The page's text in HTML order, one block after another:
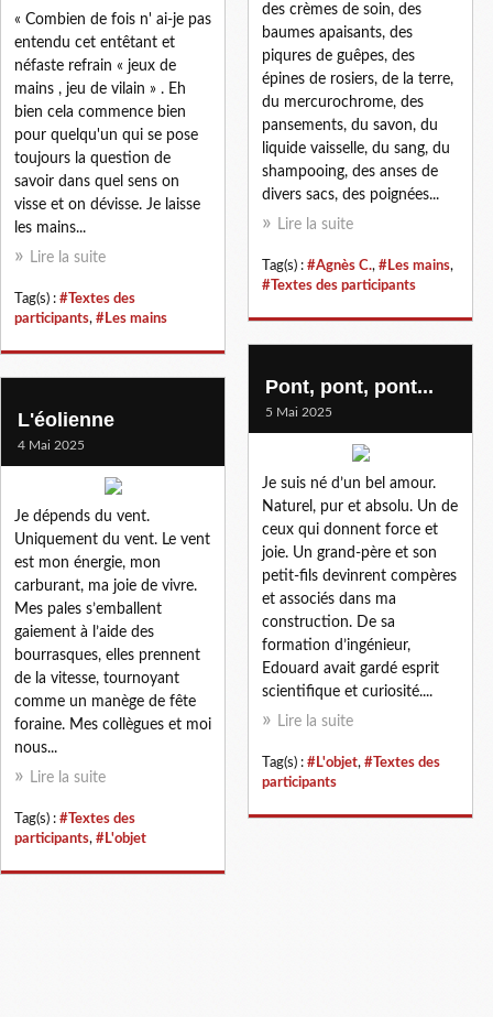
des crèmes de soin, des
baumes apaisants, des
piqures de guêpes, des
épines de rosiers, de la terre,
du mercurochrome, des
pansements, du savon, du
liquide vaisselle, du sang, du
shampooing, des anses de
divers sacs, des poignées...
Lire la suite
Tag(s) : #Agnès C., #Les mains,
#Textes des participants
« Combien de fois n' ai-je pas
entendu cet entêtant et
néfaste refrain « jeux de
mains , jeu de vilain » . Eh
bien cela commence bien
pour quelqu'un qui se pose
toujours la question de
savoir dans quel sens on
visse et on dévisse. Je laisse
les mains...
Lire la suite
Tag(s) : #Textes des
participants, #Les mains
Pont, pont, pont...
5 Mai 2025
Je suis né d’un bel amour.
Naturel, pur et absolu. Un de
ceux qui donnent force et
joie. Un grand-père et son
petit-fils devinrent compères
et associés dans ma
construction. De sa
formation d’ingénieur,
Edouard avait gardé esprit
scientifique et curiosité....
Lire la suite
Tag(s) : #L'objet, #Textes des
participants
L'éolienne
4 Mai 2025
Je dépends du vent.
Uniquement du vent. Le vent
est mon énergie, mon
carburant, ma joie de vivre.
Mes pales s’emballent
gaiement à l’aide des
bourrasques, elles prennent
de la vitesse, tournoyant
comme un manège de fête
foraine. Mes collègues et moi
nous...
Lire la suite
Tag(s) : #Textes des
participants, #L'objet